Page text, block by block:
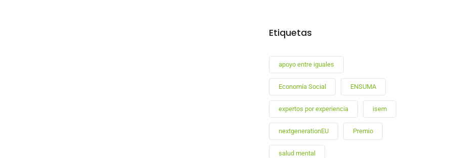
Etiquetas
apoyo entre iguales
Economía Social ENSUMA
expertos por experiencia isem
nextgenerationEU Premio
salud mental